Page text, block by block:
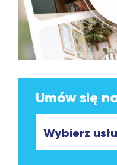
Umów się